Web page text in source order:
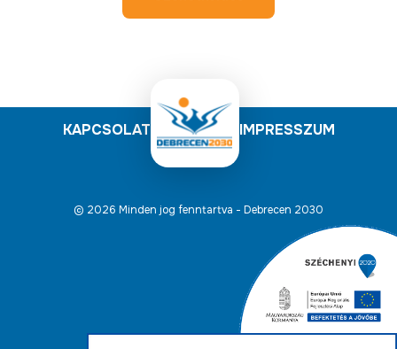
KAPCSOLAT IMPRESSZUM
© 2026 Minden jog fenntartva - Debrecen 2030